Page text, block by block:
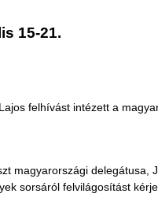
15-21.
felhívást intézett a
magyarországi
sorsáról felvilágosítást